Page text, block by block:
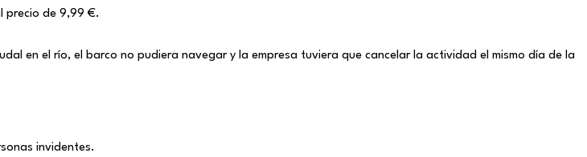
precio de 9,99 €.
en el río, el barco no pudiera navegar y la empresa tuviera que cancelar la actividad el mismo día de la
invidentes.